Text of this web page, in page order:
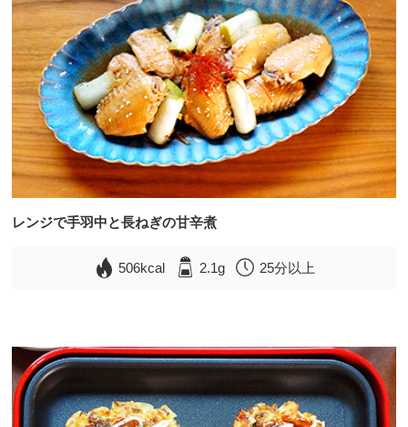
レンジで手羽中と長ねぎの甘辛煮
506kcal 2.1g 25分以上